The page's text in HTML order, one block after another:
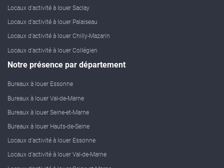
Locaux d'activité à louer Saclay
Locaux d'activité à louer Palaiseau
Locaux d'activité à louer Chilly-Mazarin
Locaux d'activité à louer Collégien
Notre présence par département
Bureaux à louer Essonne
Bureaux à louer Val-de-Marne
Bureaux à louer Seine-et-Marne
Bureaux à louer Hauts-de-Seine
Locaux d'activité à louer Essonne
Locaux d'activité à louer Val-de-Marne